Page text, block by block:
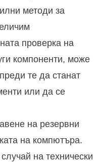
методи за
проверка на
компоненти, може
те да станат
или да се
на резервни
на компютъра.
на технически